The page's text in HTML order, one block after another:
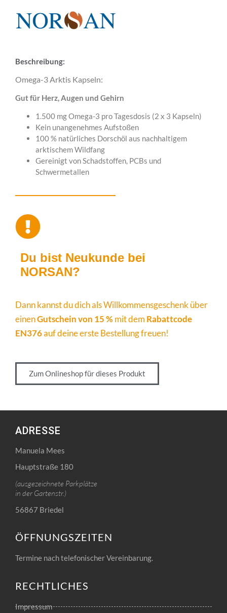
Beschreibung:
Omega-3 Arktis Kapseln:
Gut für Herz, Augen und Gehirn
1.500 mg Omega-3 pro Tagesdosis (2 x 3 Kapseln)
Kein unangenehmes Aufstoßen
100 % natürliches Dorschöl aus nachhaltigem
arktischem Wildfang
Gereinigt von Schadstoffen, PCBs und
Schwermetallen
Du bist Neukunde bei
NORSAN?
Dann kannst du dich als Willkommensgeschenk über
einenGutschein von 15 % mit dem Rabattcode
EN376auf deine erste Bestellung freuen!
Zum Onlineshop für dieses Produkt
ADRESSE
Manuela Mees
Hauptstraße 180
(ausgezeichnete Parkplätze
in der Gartenstr.)
56867 Briedel
ÖFFNUNGSZEITEN
Termine nach telefonischer Vereinbarung.
RECHTLICHES
Impressum